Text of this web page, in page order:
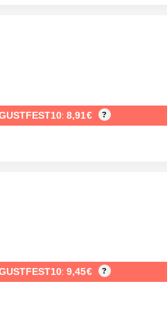
:8,91€ ?
:9,45€ ?